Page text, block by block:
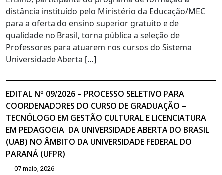
distância instituído pelo Ministério da Educação/MEC
para a oferta do ensino superior gratuito e de
qualidade no Brasil, torna pública a seleção de
Professores para atuarem nos cursos do Sistema
Universidade Aberta […]
EDITAL Nº 09/2026 – PROCESSO SELETIVO PARA
COORDENADORES DO CURSO DE GRADUAÇÃO –
TECNÓLOGO EM GESTÃO CULTURAL E LICENCIATURA
EM PEDAGOGIA DA UNIVERSIDADE ABERTA DO BRASIL
(UAB) NO ÂMBITO DA UNIVERSIDADE FEDERAL DO
PARANÁ (UFPR)
07 maio, 2026